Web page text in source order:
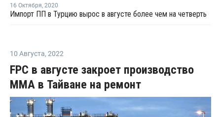
16 Октября, 2020
Импорт ПП в Турцию вырос в августе более чем на четверть
10 Августа, 2022
FPC в августе закроет производство
ММА в Тайване на ремонт